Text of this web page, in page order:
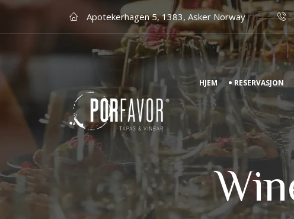
Apotekerhagen 5, 1383, Asker Norway
HJEM RESERVASJON